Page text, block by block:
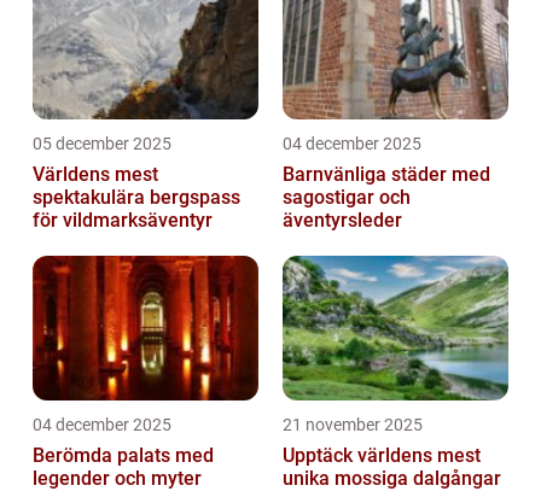
05 december 2025
Världens mest
spektakulära bergspass
för vildmarksäventyr
04 december 2025
Barnvänliga städer med
sagostigar och
äventyrsleder
04 december 2025
Berömda palats med
legender och myter
21 november 2025
Upptäck världens mest
unika mossiga dalgångar